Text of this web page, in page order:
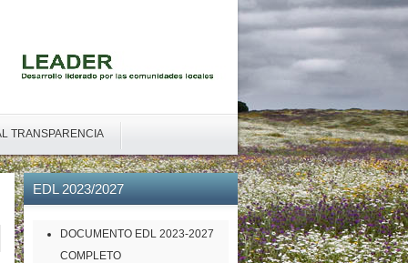
TRANSPARENCIA
EDL2023/2027
DOCUMENTO EDL 2023-2027
COMPLETO